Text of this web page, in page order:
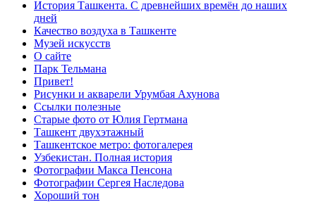
История Ташкента. С древнейших времён до наших
дней
Качество воздуха в Ташкенте
Музей искусств
О сайте
Парк Тельмана
Привет!
Рисунки и акварели Урумбая Ахунова
Ссылки полезные
Старые фото от Юлия Гертмана
Ташкент двухэтажный
Ташкентское метро: фотогалерея
Узбекистан. Полная история
Фотографии Макса Пенсона
Фотографии Сергея Наследова
Хороший тон